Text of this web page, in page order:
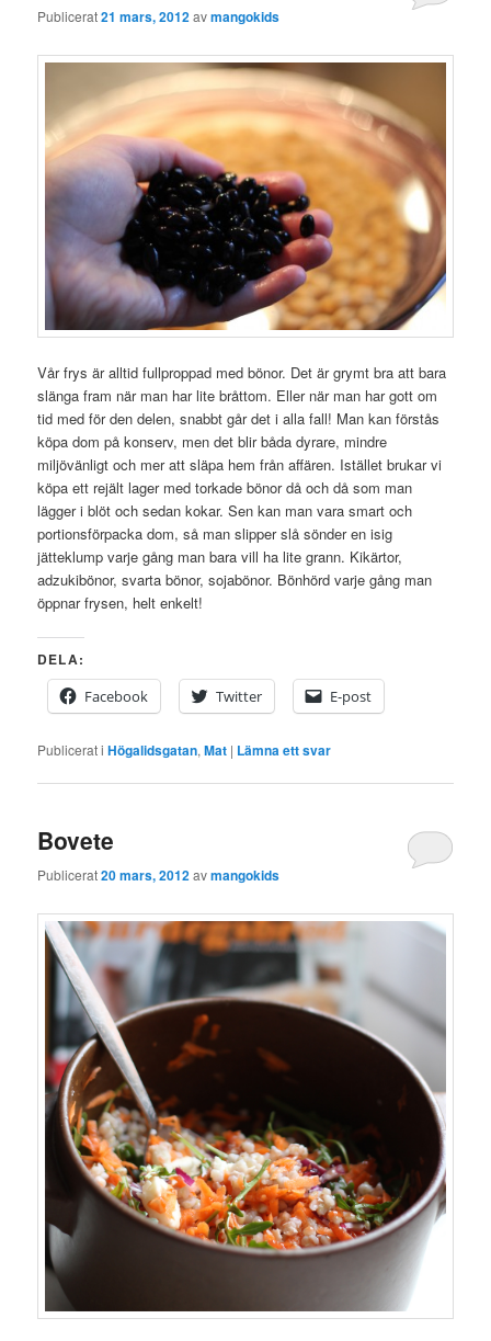
Publicerat21 mars, 2012avmangokids
Vår frys är alltid fullproppad med bönor. Det är grymt bra att bara
slänga fram när man har lite bråttom. Eller när man har gott om
tid med för den delen, snabbt går det i alla fall! Man kan förstås
köpa dom på konserv, men det blir båda dyrare, mindre
miljövänligt och mer att släpa hem från affären. Istället brukar vi
köpa ett rejält lager med torkade bönor då och då som man
lägger i blöt och sedan kokar. Sen kan man vara smart och
portionsförpacka dom, så man slipper slå sönder en isig
jätteklump varje gång man bara vill ha lite grann. Kikärtor,
adzukibönor, svarta bönor, sojabönor. Bönhörd varje gång man
öppnar frysen, helt enkelt!
DELA:
Facebook
Twitter E-post
Publicerat i Högalidsgatan,Mat | Lämna ett svar
Bovete
Publicerat20 mars, 2012avmangokids